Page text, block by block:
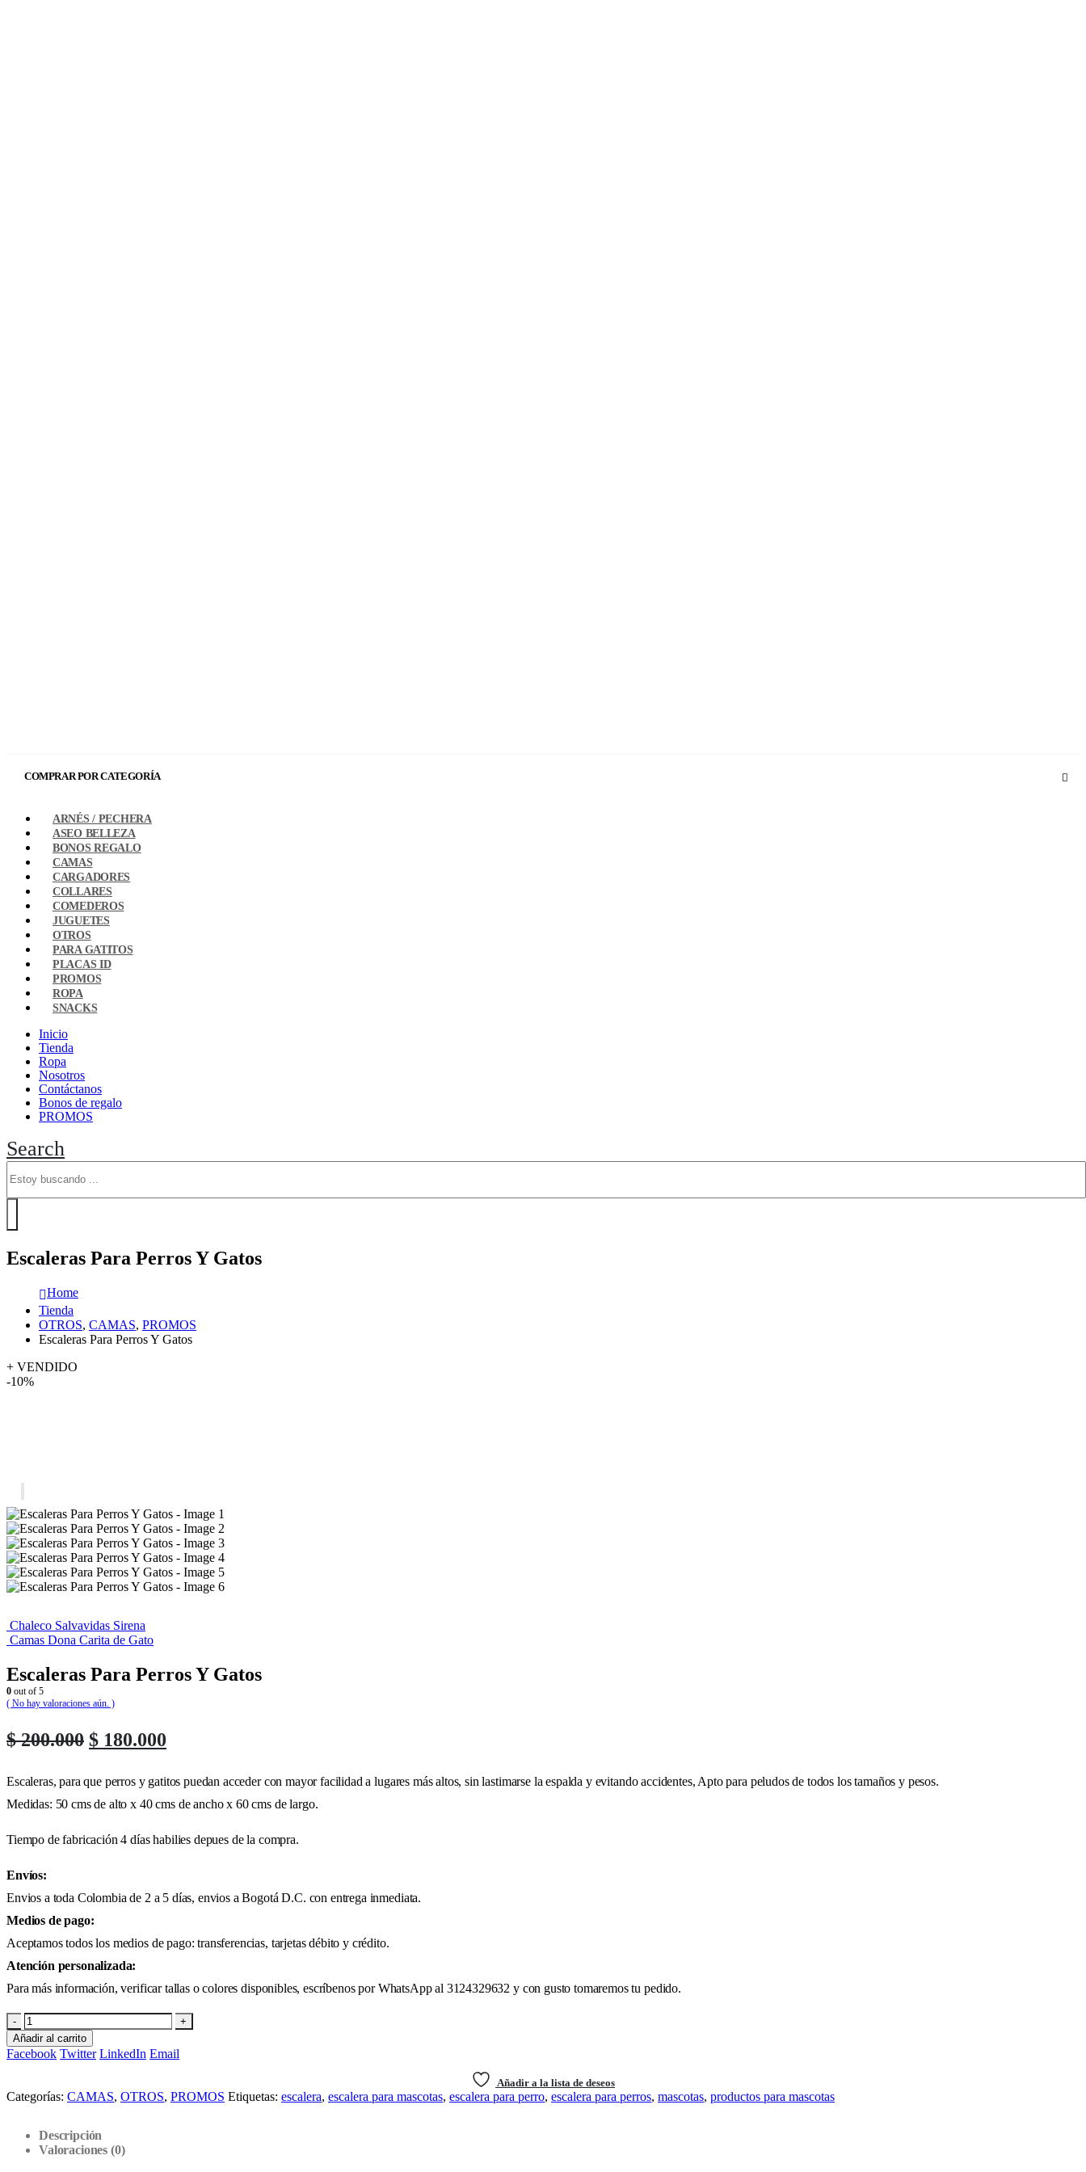
COMPRAR POR CATEGORÍA
ARNÉS / PECHERA
ASEO BELLEZA
BONOS REGALO
CAMAS
CARGADORES
COLLARES
COMEDEROS
JUGUETES
OTROS
PARA GATITOS
PLACAS ID
PROMOS
ROPA
SNACKS
Inicio
Tienda
Ropa
Nosotros
Contáctanos
Bonos de regalo
PROMOS
Search
Escaleras Para Perros Y Gatos
Home
Tienda
OTROS, CAMAS, PROMOS
Escaleras Para Perros Y Gatos
+ VENDIDO
-10%
Chaleco Salvavidas Sirena
Camas Dona Carita de Gato
Escaleras Para Perros Y Gatos
0 out of 5
( No hay valoraciones aún. )
$200.000 Original
was:
$ 200.000.
$ 180.000
is:
$ 180.000.
Escaleras, para que perros y gatitos puedan acceder con mayor facilidad a lugares más altos, sin lastimarse la espalda y evitando accidentes, Apto para peludos de todos los tamaños y pesos.
Medidas: 50 cms de alto x 40 cms de ancho x 60 cms de largo.
Tiempo de fabricación 4 días habilies depues de la compra.
Envíos:
Envios a toda Colombia de 2 a 5 días, envios a Bogotá D.C. con entrega inmediata.
Medios de pago:
Aceptamos todos los medios de pago: transferencias, tarjetas débito y crédito.
Atención personalizada:
Para más información, verificar tallas o colores disponibles, escríbenos por WhatsApp al 3124329632 y con gusto tomaremos tu pedido.
-
+
Añadir al carrito
Facebook Twitter LinkedIn Email
Añadir a la lista de deseos
Categorías: CAMAS, OTROS, PROMOS Etiquetas: escalera, escalera para mascotas, escalera para perro, escalera para perros, mascotas, productos para mascotas
Descripción
Valoraciones (0)